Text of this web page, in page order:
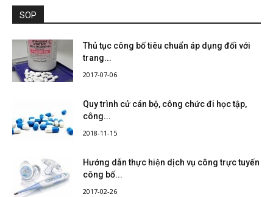
SOP
Thủ tục công bố tiêu chuẩn áp dụng đối với
trang...
2017-07-06
Quy trình cử cán bộ, công chức đi học tập,
công...
2018-11-15
Hướng dẫn thực hiện dịch vụ công trực tuyến
công bố...
2017-02-26